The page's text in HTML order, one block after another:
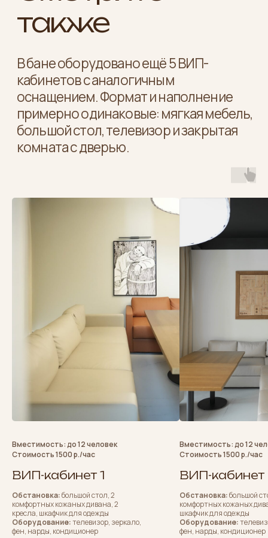
Вместимость: до 12 человек
Стоимость 1500 р./час
ВИП-кабинет 1
Обстановка:большой стол, 2
комфортных кожаных дивана, 2
кресла, шкафчик для одежды
Оборудование:телевизор, зеркало,
фен, нарды, кондиционер
Вместимость: до 12
Стоимость 1500 р./час
ВИП-кабинет
Обстановка:большой
комфортных кожаных
шкафчик для одежды
Оборудование:
фен, нарды, кондиционер